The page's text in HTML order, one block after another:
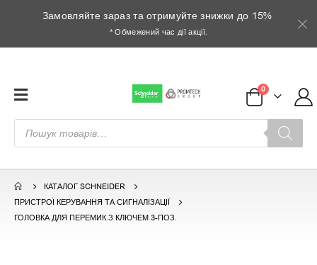
Замовляйте зараз та отримуйте знижки до 15%
* Обмежений час дії акції.
Пошук
товарів
0
КАТАЛОГ SCHNEIDER
ПРИСТРОЇ КЕРУВАННЯ ТА СИГНАЛІЗАЦІЇ
ГОЛОВКА ДЛЯ ПЕРЕМИК.З КЛЮЧЕМ 3-ПОЗ.